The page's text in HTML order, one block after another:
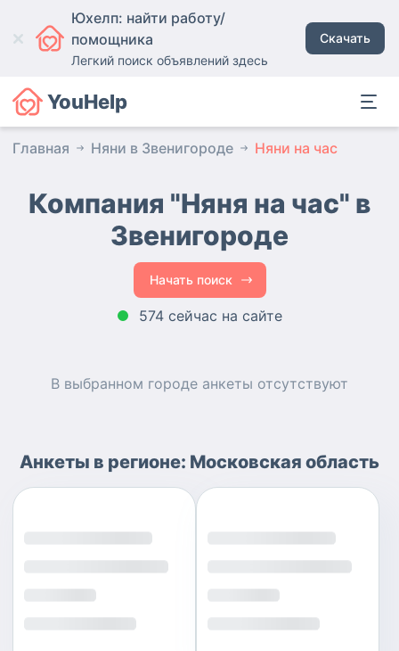
Юхелп: найти работу/
помощника
Легкий поиск объявлений здесь
Скачать
YouHelp
Главная Няни в Звенигороде Няни на час
Компания "Няня на час" в
Звенигороде
Начать поиск
574 сейчас на сайте
В выбранном городе анкеты отсутствуют
Анкеты в регионе: Московская область